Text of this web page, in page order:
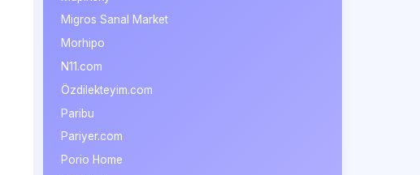
Migros Sanal Market
Morhipo
N11.com
Özdilekteyim.com
Paribu
Pariyer.com
Porio Home